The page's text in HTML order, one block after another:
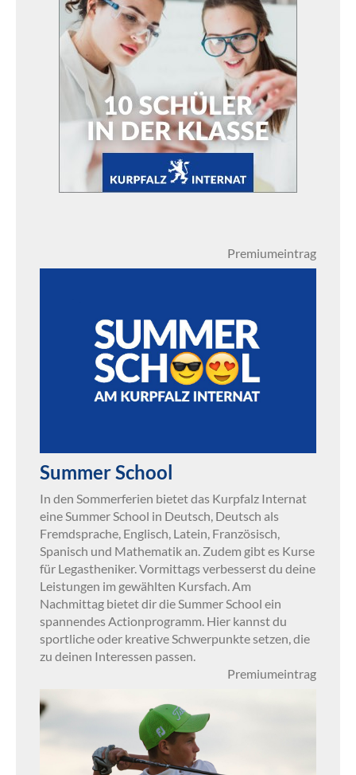
Premiumeintrag
Summer School
In den Sommerferien bietet das Kurpfalz Internat
eine Summer School in Deutsch, Deutsch als
Fremdsprache, Englisch, Latein, Französisch,
Spanisch und Mathematik an. Zudem gibt es Kurse
für Legastheniker. Vormittags verbesserst du deine
Leistungen im gewählten Kursfach. Am
Nachmittag bietet dir die Summer School ein
spannendes Actionprogramm. Hier kannst du
sportliche oder kreative Schwerpunkte setzen, die
zu deinen Interessen passen.
Premiumeintrag